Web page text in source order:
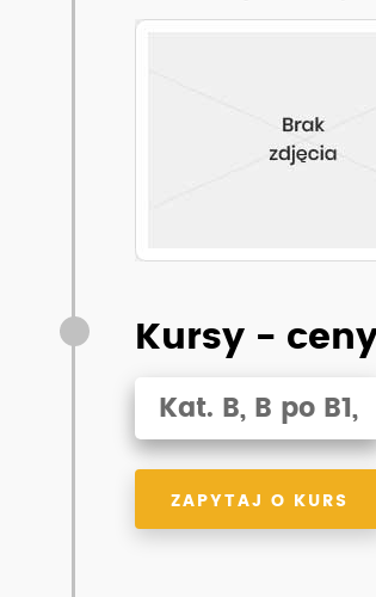
Kursy -
Kat. B, B po B1,
ZAPYTAJ O KURS